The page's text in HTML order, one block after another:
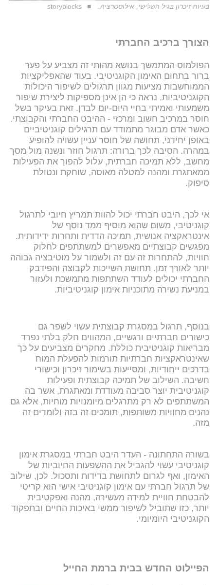
בעיות זיכרון בגיל השלישי, אילוסטרציה. storyblocks
הצורך ברכיב החברתי
הפולמוס המתמשך בנושא מהותי זה מצביע על פער
ברור בתחום האימון הקוגניטיבי. בעוד שהאפליקציות
הממוחשבות מציעות מגוון תרגולים לשיפור היכולות
הקוגניטיביות, נראה כי הן אינן מספיקות ליצירת שיפור
משמעותי ואמיתי בחיי היום-יום לבדן. זאת בעיקר בשל
חוסר במרכיב חשוב ומרכזי - ההיבט החברתי והקבוצתי.
כאשר אדם מבוגר מתמודד עם תרגילים קוגניטיביים
באופן יחידני, תחושה של חוסר עניין עשויה להופיע
במהרה. הסיבה לכך ברורה: תרגול חוזר ונשנה מול מסך
מחשב, ללא תמיכה חברתית, עלול להפוך את הפעילות
ממאתגרת ומהנה למטלה מאוסה, שוחקת ונטולת
סיפוק.
אי לכך, היבט חברתי יכול להוות תמריץ חיובי לתרגול
קוגניטיבי, משום שהוא מוסיף ממד נוסף של
אינטראקציה אנושית, תמיכה הדדית ותחרות ידידותית.
מפגשים קבוצתיים מאפשרים למשתתפים לחלוק
חוויות, להתחרות זה עם זה ולשמור על מוטיבציה גבוהה
יותר לאורך זמן. תחושת השייכות לקבוצה והפידבק
החברתי יכולים לעודד השתתפות מתמשכת ולעזור
במניעת נשירה מתוכניות אימון קוגניטיביות.
בנוסף, תרגול במסגרת קבוצתית עשוי לשפר גם
כישורים חברתיים ורגשיים, המהווים חלק בלתי נפרד
מבריאות קוגניטיבית כוללת. מחקרים מצביעים על כך
שאינטראקציות חברתיות תורמות להפעלת המוח
בדרכים ייחודיות, ומסייעות בשימור זיכרון וכישורי
חשיבה. השילוב של תמיכה קבוצתית ופעילות
קוגניטיבית יוצר סביבה מעודדת ומאתגרת, אשר בה
המשתתפים לא רק מתרגלים מיומנויות מוחיות, אלא גם
נהנים מחוויות משותפות, תומכים זה בזה ולומדים זה
מזה.
בשורה התחתונה - העדר היבט חברתי במסגרת אימון
קוגניטיבי עשוי להגביל את ההשפעות החיוביות של
האימון, ואף לגרום לתחושת בדידות ותסכול. לכן, שילוב
של תרגול חברתי עם אימון קוגניטיבי אישי הוא קריטי
להבטחת חוויית למידה מעשירה, מהנה ואפקטיבית
יותר, כזו שתוביל לשיפור ממשי באיכות החיים ובתפקוד
הקוגניטיבי היומיומי.
הפיילוט החדש בבית ברמת החייל